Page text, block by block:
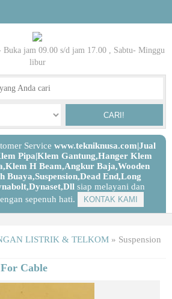
Buka jam 09.00 s/d jam 17.00 , Sabtu- Minggu
libur
CARI!
Service www.tekniknusa.com|Jual
Pipa|Klem Gantung,Hanger Klem
H Beam,Angkur Baja,Wooden
Buaya,Suspension,Dead End,Long
siap melayani dan
sepenuh hati.
KONTAK KAMI
LISTRIK & TELKOM » Suspension
Cable